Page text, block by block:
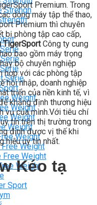
Strengh
Serie
Weight
Weight
Weight
Weight
Weight
Weight
Free Weight
Weight
Sport
Premium. Trong
dòng máy tập thể thao,
Premium thì chuyên
bị phòng tập cao cấp,
TigerSportCông ty cung
bao gồm máy trọng
bộ chuyên nghiệp
hợp với các phòng tập
hội nhập, doanh nghiệp
triển của nền kinh tế, vì
khẳng định thương hiệu
vụ của mình.Với tiêu chí
tín trên thị trường trong
định được vị thế khi
hiệu uy tín nhất.
Kéo tạ